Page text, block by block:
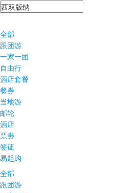
全部
跟团游
一家一团
自由行
酒店套餐
餐券
当地游
邮轮
酒店
票劵
签证
易起购
全部
跟团游